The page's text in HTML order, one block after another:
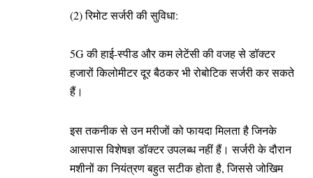
(2) रिमोट सर्जरी की सुविधा:
5G की हाई-स्पीड और कम लेटेंसी की वजह से डॉक्टर
हजारों किलोमीटर दूर बैठकर भी रोबोटिक सर्जरी कर सकते
हैं।
इस तकनीक से उन मरीजों को फायदा मिलता है जिनके
आसपास विशेषज्ञ डॉक्टर उपलब्ध नहीं हैं। सर्जरी के दौरान
मशीनों का नियंत्रण बहुत सटीक होता है, जिससे जोखिम